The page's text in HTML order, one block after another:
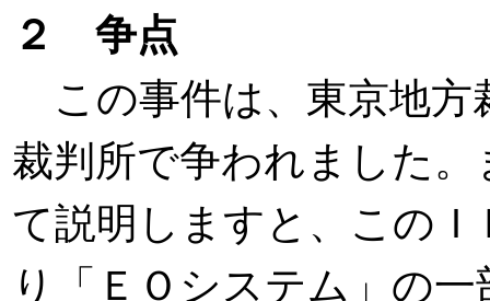
２ 争点
この事件は、東京地方
裁判所で争われました
て説明しますと、この
り「ＥＯシステム」の